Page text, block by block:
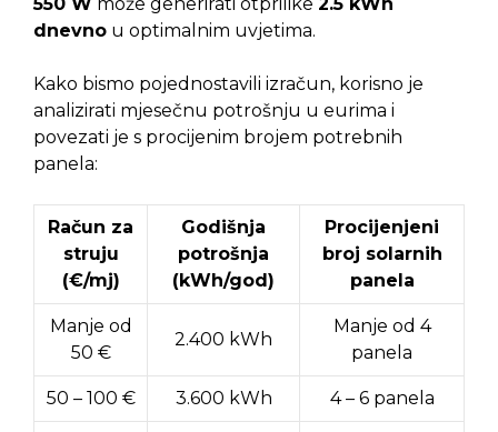
dnevno u optimalnim uvjetima.
Kako bismo pojednostavili izračun, korisno je
analizirati mjesečnu potrošnju u eurima i
povezati je s procijenim brojem potrebnih
panela:
Račun za
struju
(€/mj)
Godišnja
potrošnja
(kWh/god)
Procijenjeni
broj solarnih
panela
Manje od
50 €
2.400 kWh
Manje od 4
panela
50 – 100 € 3.600 kWh 4 – 6 panela